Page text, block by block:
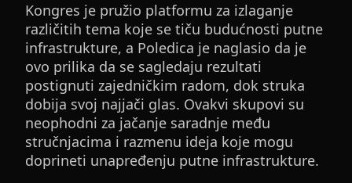
Kongres je pružio platformu za izlaganje
različitih tema koje se tiču budućnosti putne
infrastrukture, a Poledica je naglasio da je
ovo prilika da se sagledaju rezultati
postignuti zajedničkim radom, dok struka
dobija svoj najjači glas. Ovakvi skupovi su
neophodni za jačanje saradnje među
stručnjacima i razmenu ideja koje mogu
doprineti unapređenju putne infrastrukture.